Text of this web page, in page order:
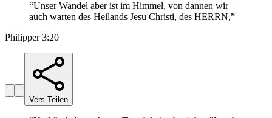
“Unser Wandel aber ist im Himmel, von dannen wir
auch warten des Heilands Jesu Christi, des HERRN,”
Philipper 3:20
Vers Teilen